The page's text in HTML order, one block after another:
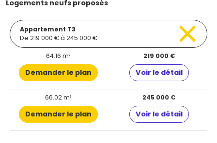
Logements neufs proposés
Appartement T3
De 219 000 € à 245 000 €
64.16 m² 219 000 €
Demander le plan Voir le détail
66.02 m² 245 000 €
Demander le plan Voir le détail